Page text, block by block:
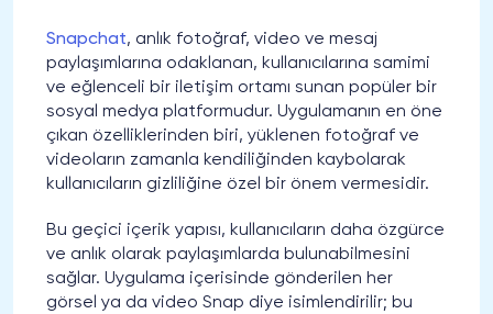
Snapchat, anlık fotoğraf, video ve mesaj
paylaşımlarına odaklanan, kullanıcılarına samimi
ve eğlenceli bir iletişim ortamı sunan popüler bir
sosyal medya platformudur. Uygulamanın en öne
çıkan özelliklerinden biri, yüklenen fotoğraf ve
videoların zamanla kendiliğinden kaybolarak
kullanıcıların gizliliğine özel bir önem vermesidir.
Bu geçici içerik yapısı, kullanıcıların daha özgürce
ve anlık olarak paylaşımlarda bulunabilmesini
sağlar. Uygulama içerisinde gönderilen her
görsel ya da video Snap diye isimlendirilir; bu